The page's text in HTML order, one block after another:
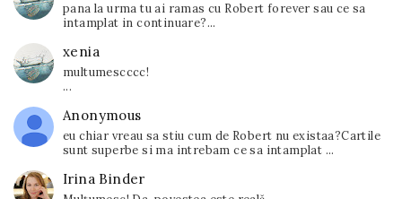
pana la urma tu ai ramas cu Robert forever sau ce sa
intamplat in continuare?...
xenia
multumescccc!
...
Anonymous
eu chiar vreau sa stiu cum de Robert nu existaa?Cartile
sunt superbe si ma intrebam ce sa intamplat ...
Irina Binder